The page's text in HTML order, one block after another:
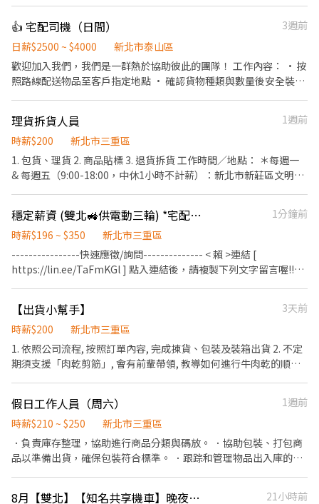
裝、分類 ✅ 貼標、撿貨、刷條碼 ✅ 退換貨處理 ✅ 其他倉儲相關作
業 上班時段 🌞 早班｜08:00－17:00休息：12:00－13:15 早半｜
10:00-14:00 🌙 夜班｜16:00－01:00休息：18:30－19:30、22:00－
22:15 夜半｜20:00-24:00 薪資待遇 💰 早班：260元／時 💰 夜班：
https://lin.ee/pYnTA8M 🌟 連絡電話☎️0909920285☎️ 找 Ada🙋‍♀ 加
入後留下姓名 + 電話 + 截圖職缺🤩
👍 宅配司機（日間）
3週前
日薪$2500 ~ $4000
新北市泰山區
歡迎加入我們，我們是一群熱於協助彼此的團隊！ 工作內容： • 按
照路線配送物品至客戶指定地點 • 確認貨物種類與數量後安全裝載
處 • 提供在職訓練，陪你慢慢學會工作 沒經驗沒關係，帶著笑容就
能安心開始！
理貨拆貨人員
1週前
時薪$200
新北市三重區
1. 包貨、理貨 2. 商品貼標 3. 退貨拆貨 工作時間／地點： ＊每週一
& 每週五（9:00-18:00，中休1小時不計薪）：新北市新莊區文明里
如長期配合下來順利，且有意轉正，可另議。
穩定薪資 (雙北🚜供電動三輪) *宅配員*
1分鐘前
時薪$196 ~ $350
新北市三重區
----------------快速應徵/詢問-------------- < 賴 >連結 [
https://lin.ee/TaFmKGl ] 點入連結後，請複製下列文字留言喔!!
金 詢問快速回覆，缺長期(歡迎詢問) -------------------內文--------
--------- 工作內容 📍上班地點: （中正)(內湖)(信義)(三重)(士林)(北
投) 📍上班時間:09:00-18:00 或 08:00-17:00 📍上班內容: 理貨路線、
宅配包裹、配異處理。 📍休假制度: 排休月休8~10天 📍提供公司機
車(電動三輪車) 📍雙北可領現金 #不用等單 #有宅配經驗較佳 #台北
1.三重區環河南路288號 2.中和區圓通路435巷3-15號 3.北投區承德
路七段3號 4.信義區松德路257號 5.內湖區安康路32巷24弄7號 6.中
【出貨小幫手】
3天前
時薪$200
新北市三重區
1. 依照公司流程, 按照訂單內容, 完成揀貨、包裝及裝箱出貨 2. 不定
期須支援「肉乾剪筋」, 會有前輩帶領, 教導如何進行牛肉乾的順紋
投遞履歷。
假日工作人員（周六）
1週前
時薪$210 ~ $250
新北市三重區
．負責庫存整理，協助進行商品分類與碼放。 ．協助包裝、打包商
品以準備出貨，確保包裝符合標準。 ．跟踪和管理物品出入庫的紀
8月【雙北】【知名共享機車】晚夜班換電池長期工讀生★時薪205-235★ 21小時前